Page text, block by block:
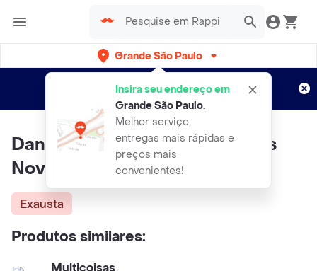
Grande São Paulo
Insira seu endereço em
Grande São Paulo.
Melhor serviço,
entregas mais rápidas e
preços mais
convenientes!
Entregas grátis por 15 dias!
Aplicam T&C
Daneva Benjamim com 3 Saídas
Novo Padrão
Exausta
Produtos similares:
Multicoisas